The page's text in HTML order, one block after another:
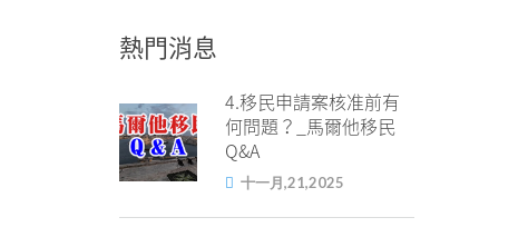
熱門消息
4.移民申請案核准前有
何問題？_馬爾他移民
Q&A
十一月,21,2025